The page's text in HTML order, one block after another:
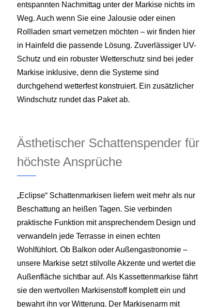
entspannten Nachmittag unter der Markise nichts im
Weg. Auch wenn Sie eine Jalousie oder einen
Rollladen smart vernetzen möchten – wir finden hier
in Hainfeld die passende Lösung. Zuverlässiger UV-
Schutz und ein robuster Wetterschutz sind bei jeder
Markise inklusive, denn die Systeme sind
durchgehend wetterfest konstruiert. Ein zusätzlicher
Windschutz rundet das Paket ab.
Ästhetischer Schattenspender für
höchste Ansprüche
„Eclipse“ Schattenmarkisen liefern weit mehr als nur
Beschattung an heißen Tagen. Sie verbinden
praktische Funktion mit ansprechendem Design und
verwandeln jede Terrasse in einen echten
Wohlfühlort. Ob Balkon oder Außengastronomie –
unsere Markise setzt stilvolle Akzente und wertet die
Außenfläche sichtbar auf. Als Kassettenmarkise fährt
sie den wertvollen Markisenstoff komplett ein und
bewahrt ihn vor Witterung. Der Markisenarm mit